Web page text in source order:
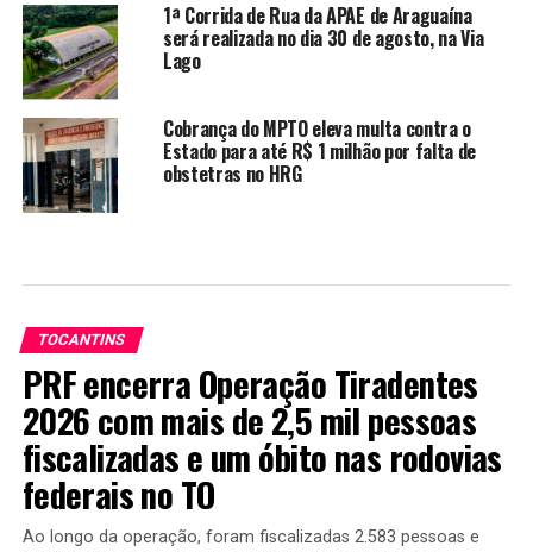
1ª Corrida de Rua da APAE de Araguaína
será realizada no dia 30 de agosto, na Via
Lago
Cobrança do MPTO eleva multa contra o
Estado para até R$ 1 milhão por falta de
obstetras no HRG
TOCANTINS
PRF encerra Operação Tiradentes
2026 com mais de 2,5 mil pessoas
fiscalizadas e um óbito nas rodovias
federais no TO
Ao longo da operação, foram fiscalizadas 2.583 pessoas e